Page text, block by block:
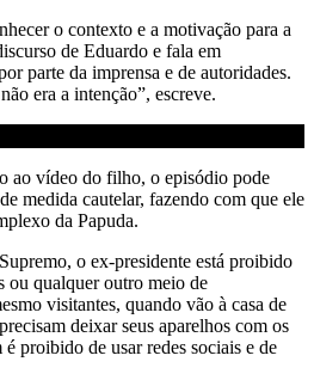
o contexto e a motivação para a
de Eduardo e fala em
parte da imprensa e de autoridades.
era a intenção”, escreve.
ao vídeo do filho, o episódio pode
medida cautelar, fazendo com que ele
da Papuda.
o ex-presidente está proibido
ou qualquer outro meio de
visitantes, quando vão à casa de
deixar seus aparelhos com os
proibido de usar redes sociais e de